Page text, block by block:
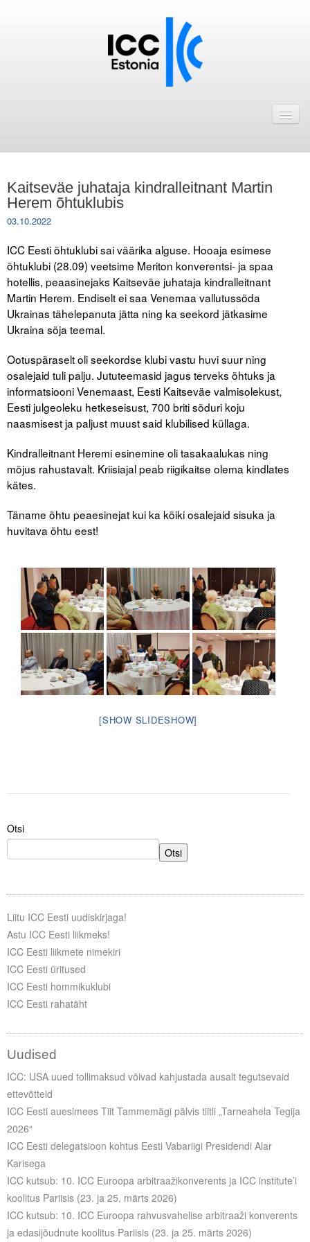
ICC Eesti liikmebaas
Liikmete pakkumised
Astu ICC Eesti liikmeks!
Kalender
ICC Eesti
Tegevused
Publikatsioonid
Arvamus
Viidad
ICC WBO
ICC komisjonid
Digiraamatukogu
Videod
Kontakt
Liitu meililistiga
Oskusteave
Incoterms® 2020
Kaitseväe juhataja kindralleitnant Martin
Herem õhtuklubis
03.10.2022
ICC Eesti õhtuklubi sai väärika alguse. Hooaja esimese
õhtuklubi (28.09) veetsime Meriton konverentsi- ja spaa
hotellis, peaasinejaks Kaitseväe juhataja kindralleitnant
Martin Herem. Endiselt ei saa Venemaa vallutussõda
Ukrainas tähelepanuta jätta ning ka seekord jätkasime
Ukraina sõja teemal.
Ootuspäraselt oli seekordse klubi vastu huvi suur ning
osalejaid tuli palju. Jututeemasid jagus terveks õhtuks ja
informatsiooni Venemaast, Eesti Kaitseväe valmisolekust,
Eesti julgeoleku hetkeseisust, 700 briti sõduri koju
naasmisest ja paljust muust said klubilised küllaga.
Kindralleitnant Heremi esinemine oli tasakaalukas ning
mõjus rahustavalt. Kriisiajal peab riigikaitse olema kindlates
kätes.
Täname õhtu peaesinejat kui ka kõiki osalejaid sisuka ja
huvitava õhtu eest!
[SHOW SLIDESHOW]
Otsi
Otsi
Liitu ICC Eesti uudiskirjaga!
Astu ICC Eesti liikmeks!
ICC Eesti liikmete nimekiri
ICC Eesti üritused
ICC Eesti hommikuklubi
ICC Eesti rahatäht
Uudised
ICC: USA uued tollimaksud võivad kahjustada ausalt tegutsevaid
ettevõtteid
ICC Eesti auesimees Tiit Tammemägi pälvis tiitli „Tarneahela Tegija
2026“
ICC Eesti delegatsioon kohtus Eesti Vabariigi Presidendi Alar
Karisega
ICC kutsub: 10. ICC Euroopa arbitraažikonverents ja ICC institute’i
koolitus Pariisis (23. ja 25. märts 2026)
ICC kutsub: 10. ICC Euroopa rahvusvahelise arbitraaži konverents
ja edasijõudnute koolitus Pariisis (23. ja 25. märts 2026)